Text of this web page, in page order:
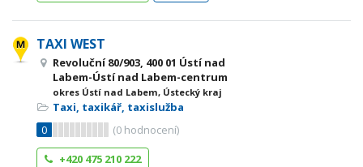
TAXI WEST
Revoluční 80/903, 400 01 Ústí nad
Labem-Ústí nad Labem-centrum
okres Ústí nad Labem, Ústecký kraj
Taxi, taxikář, taxislužba
0
(0 hodnocení)
+420 475 210 222